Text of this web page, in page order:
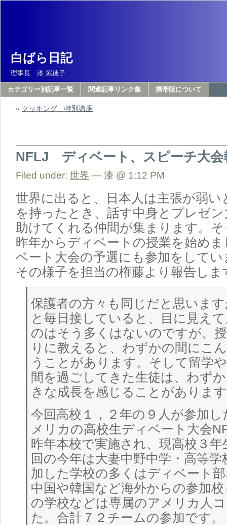
白ばら日記
理事長 漆 紫穂子
カテゴリー別記事一覧 関連記事リンク集 携帯版について
« クッキング 特別講座
NFLJ ディベート、スピーチ大会
Filed under: 世界 — 漆 @ 1:12 PM
世界に出ると、日本人は主張が弱
を持ったとき、話す中身とプレゼ
助けてくれる仲間が集まります。
昨年からディベートの授業を始め
ベート大会の予選にも参加をして
その様子を担当の権藤より報告しま
保護者の方々も同じだと思いま
と毎日接していると、目に見え
のはそう多くはないのですが、
りに教えると、わずかの間にこ
うことがあります。そして留学
間を過ごしてきた生徒は、わず
きな成長を感じることがありま
今回高校１，２年の９人が参加
メリカの高校生ディベート大会
昨年本校で実施され、現高校３
回の今年は大妻中野中学・高等
加した学校の多くはディベート
中国や韓国など海外からの参加
の学校などは専属のアメリカ人
た。合計７２チームの参加です。